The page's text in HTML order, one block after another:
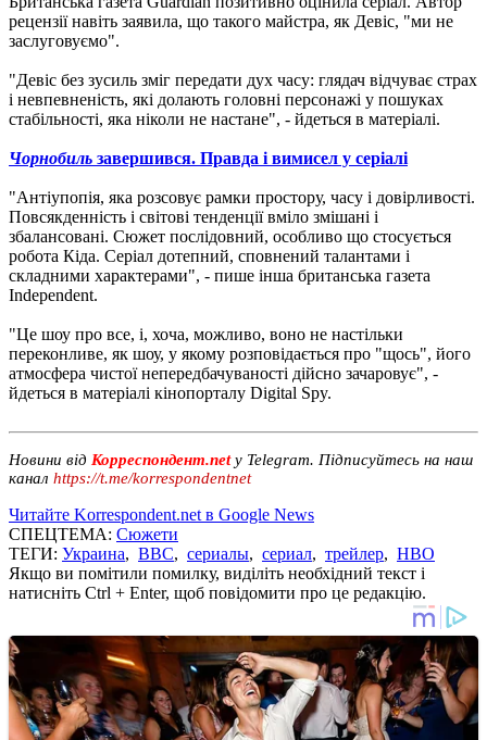
рецензії навіть заявила, що такого майстра, як Девіс, "ми не
заслуговуємо".
"Девіс без зусиль зміг передати дух часу: глядач відчуває страх
і невпевненість, які долають головні персонажі у пошуках
стабільності, яка ніколи не настане", - йдеться в матеріалі.
Чорнобиль завершився. Правда і вимисел у серіалі
"Антіупопія, яка розсовує рамки простору, часу і довірливості.
Повсякденність і світові тенденції вміло змішані і
збалансовані. Сюжет послідовний, особливо що стосується
робота Кіда. Серіал дотепний, сповнений талантами і
складними характерами", - пише інша британська газета
Independent.
"Це шоу про все, і, хоча, можливо, воно не настільки
переконливе, як шоу, у якому розповідається про "щось", його
атмосфера чистої непередбачуваності дійсно зачаровує", -
йдеться в матеріалі кінопорталу Digital Spy.
Новини від Корреспондент.netу Telegram. Підписуйтесь на наш
канал https://t.me/korrespondentnet
Читайте Korrespondent.net в Google News
СПЕЦТЕМА: Сюжети
ТЕГИ: Украина, BBC, сериалы, сериал, трейлер, HBO
Якщо ви помітили помилку, виділіть необхідний текст і
натисніть Ctrl + Enter, щоб повідомити про це редакцію.